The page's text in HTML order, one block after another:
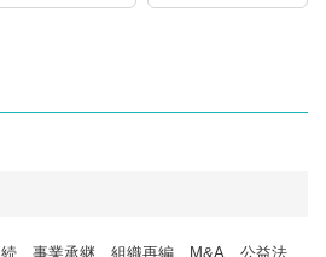
、事業承継、組織再編、M&A、公益法